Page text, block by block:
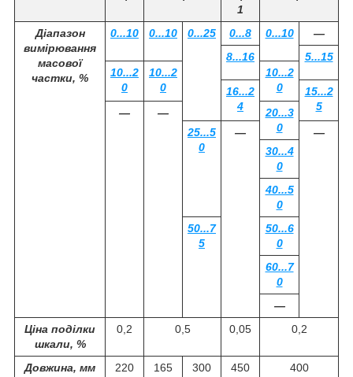
1
Діапазон
вимірювання
масової
частки, %
0...10 0...10 0...25 0...8 0...10
—
8...16
5...15
10...2
0
10...2
0
10...2
0
16...2
4
15...2
5
— —
20...3
0
25...5
0
—
—
30...4
0
40...5
0
50...7
5
50...6
0
60...7
0
—
Ціна поділки
шкали, %
0,2 0,5 0,05 0,2
Довжина, мм 220 165 300 450 400